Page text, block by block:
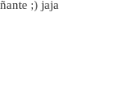
;) jaja